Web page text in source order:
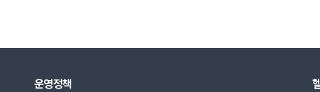
운영정책